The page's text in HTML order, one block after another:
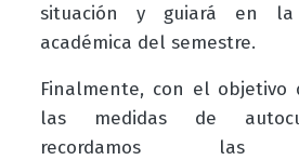
situación y guiará en la
académica del semestre.
Finalmente, con el objetivo
las medidas de
recordamos las